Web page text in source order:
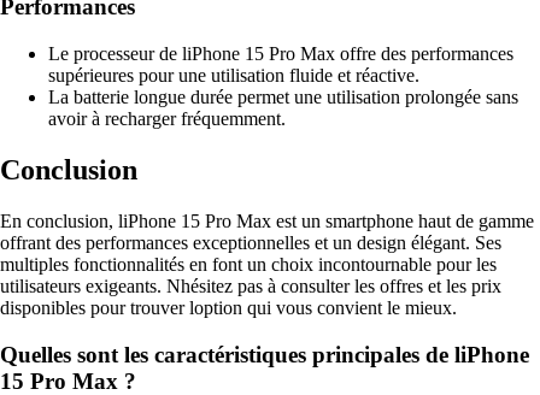
Performances
Le processeur de liPhone 15 Pro Max offre des performances
supérieures pour une utilisation fluide et réactive.
La batterie longue durée permet une utilisation prolongée sans
avoir à recharger fréquemment.
Conclusion
En conclusion, liPhone 15 Pro Max est un smartphone haut de gamme
offrant des performances exceptionnelles et un design élégant. Ses
multiples fonctionnalités en font un choix incontournable pour les
utilisateurs exigeants. Nhésitez pas à consulter les offres et les prix
disponibles pour trouver loption qui vous convient le mieux.
Quelles sont les caractéristiques principales de liPhone
15 Pro Max ?